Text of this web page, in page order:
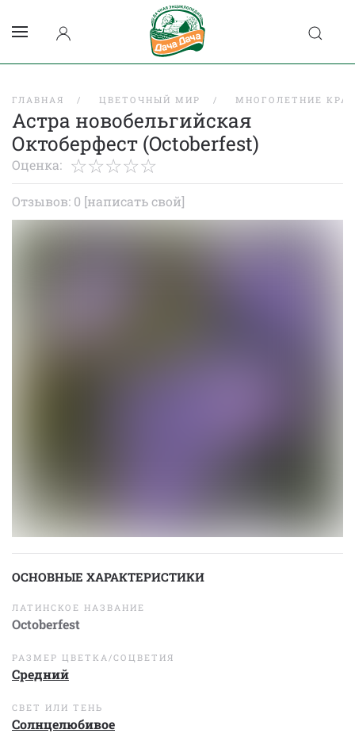
ГЛАВНАЯ ЦВЕТОЧНЫЙ МИР МНОГОЛЕТНИЕ
Астра новобельгийская
Октоберфест (Octoberfest)
Оценка:
Отзывов: 0 [написать свой]
ОСНОВНЫЕ ХАРАКТЕРИСТИКИ
ЛАТИНСКОЕ НАЗВАНИЕ
Octoberfest
РАЗМЕР ЦВЕТКА/СОЦВЕТИЯ
Средний
СВЕТ ИЛИ ТЕНЬ
Солнцелюбивое